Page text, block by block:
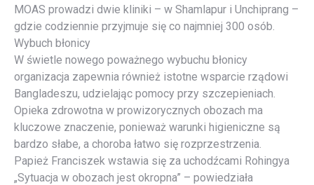
MOAS prowadzi dwie kliniki – w Shamlapur i Unchiprang –
gdzie codziennie przyjmuje się co najmniej 300 osób.
Wybuch błonicy
W świetle nowego poważnego wybuchu błonicy
organizacja zapewnia również istotne wsparcie rządowi
Bangladeszu, udzielając pomocy przy szczepieniach.
Opieka zdrowotna w prowizorycznych obozach ma
kluczowe znaczenie, ponieważ warunki higieniczne są
bardzo słabe, a choroba łatwo się rozprzestrzenia.
Papież Franciszek wstawia się za uchodźcami Rohingya
„Sytuacja w obozach jest okropna” – powiedziała